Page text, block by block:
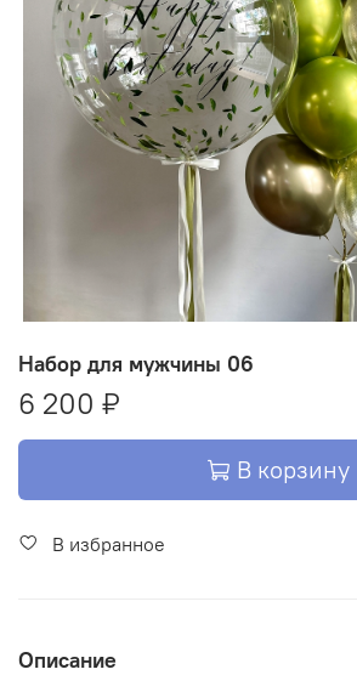
Набор для мужчины 06
6 200 ₽
В корзину
В избранное
Описание